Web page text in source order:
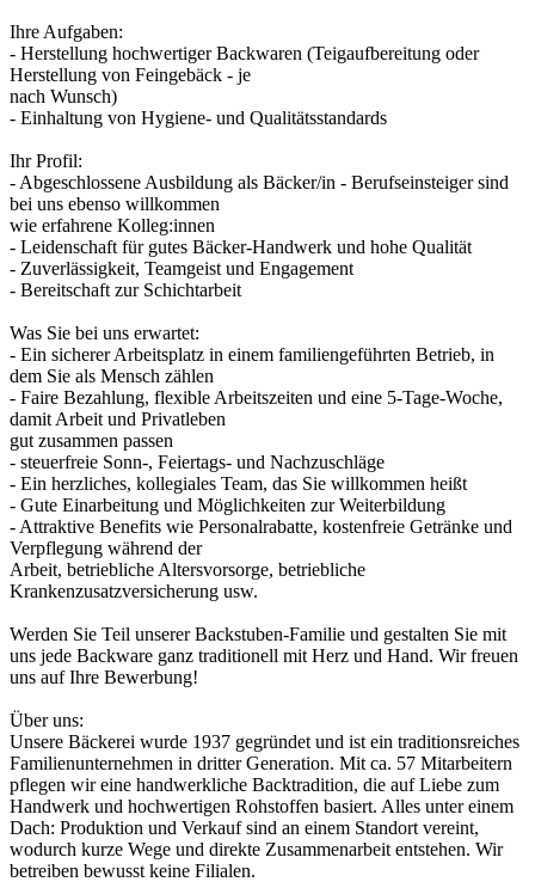
Ihre Aufgaben:
- Herstellung hochwertiger Backwaren (Teigaufbereitung oder
Herstellung von Feingebäck - je
nach Wunsch)
- Einhaltung von Hygiene- und Qualitätsstandards
Ihr Profil:
- Abgeschlossene Ausbildung als Bäcker/in - Berufseinsteiger sind
bei uns ebenso willkommen
wie erfahrene Kolleg:innen
- Leidenschaft für gutes Bäcker-Handwerk und hohe Qualität
- Zuverlässigkeit, Teamgeist und Engagement
- Bereitschaft zur Schichtarbeit
Was Sie bei uns erwartet:
- Ein sicherer Arbeitsplatz in einem familiengeführten Betrieb, in
dem Sie als Mensch zählen
- Faire Bezahlung, flexible Arbeitszeiten und eine 5-Tage-Woche,
damit Arbeit und Privatleben
gut zusammen passen
- steuerfreie Sonn-, Feiertags- und Nachzuschläge
- Ein herzliches, kollegiales Team, das Sie willkommen heißt
- Gute Einarbeitung und Möglichkeiten zur Weiterbildung
- Attraktive Benefits wie Personalrabatte, kostenfreie Getränke und
Verpflegung während der
Arbeit, betriebliche Altersvorsorge, betriebliche
Krankenzusatzversicherung usw.
Werden Sie Teil unserer Backstuben-Familie und gestalten Sie mit
uns jede Backware ganz traditionell mit Herz und Hand. Wir freuen
uns auf Ihre Bewerbung!
Über uns:
Unsere Bäckerei wurde 1937 gegründet und ist ein traditionsreiches
Familienunternehmen in dritter Generation. Mit ca. 57 Mitarbeitern
pflegen wir eine handwerkliche Backtradition, die auf Liebe zum
Handwerk und hochwertigen Rohstoffen basiert. Alles unter einem
Dach: Produktion und Verkauf sind an einem Standort vereint,
wodurch kurze Wege und direkte Zusammenarbeit entstehen. Wir
betreiben bewusst keine Filialen.